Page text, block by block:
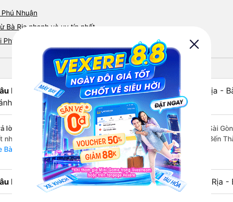
Nhuận
Bà Rịa nhanh và uy tín nhất
Nhuận
hỏi:
Nhà xe Ghế ngồi đi Phú Nhuận - Sài Gòn từ Bà Rịa -
giá cao cấp, chất lượng tốt nhất?
lời:
Nhà xe Ghế ngồi đi Bà Rịa - Bà Rịa-Vũng Tàu Phú Nhuận - Sài
nhất là những nhà xe Anh Quốc Limousine, Hải Vân Vũng Tàu, Bến
Bà Rịa - Bà Rịa-Vũng Tàu Phú Nhuận - Sài Gòn
hỏi: Hãng Xe Ghế ngồi đi Phú Nhuận - Sài Gòn từ Bà Rịa